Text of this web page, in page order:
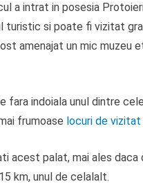
a intrat in posesia
turistic si poate fi vizitat
amenajat un mic
fara indoiala unul dintre
frumoase locuri de
acest palat, mai ales
km, unul de celalalt.